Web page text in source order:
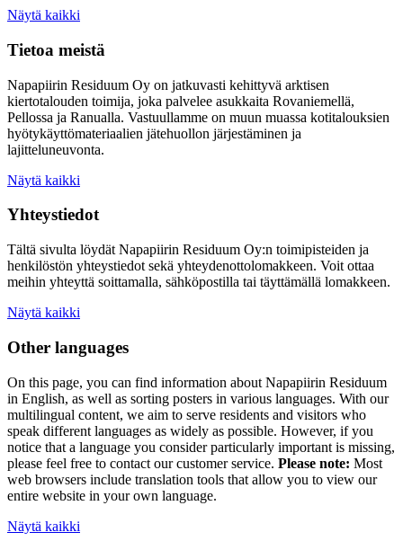
Näytä kaikki
Tietoa meistä
Napapiirin Residuum Oy on jatkuvasti kehittyvä arktisen
kiertotalouden toimija, joka palvelee asukkaita Rovaniemellä,
Pellossa ja Ranualla. Vastuullamme on muun muassa kotitalouksien
hyötykäyttömateriaalien jätehuollon järjestäminen ja
lajitteluneuvonta.
Näytä kaikki
Yhteystiedot
Tältä sivulta löydät Napapiirin Residuum Oy:n toimipisteiden ja
henkilöstön yhteystiedot sekä yhteydenottolomakkeen. Voit ottaa
meihin yhteyttä soittamalla, sähköpostilla tai täyttämällä lomakkeen.
Näytä kaikki
Other languages
On this page, you can find information about Napapiirin Residuum
in English, as well as sorting posters in various languages. With our
multilingual content, we aim to serve residents and visitors who
speak different languages as widely as possible. However, if you
notice that a language you consider particularly important is missing,
please feel free to contact our customer service. Please note: Most
web browsers include translation tools that allow you to view our
entire website in your own language.
Näytä kaikki